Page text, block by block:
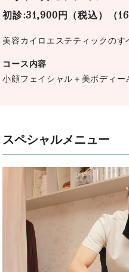
初診:31,900円（税込）（
美容カイロエステティックのす
コース内容
小顔フェイシャル＋美ボディー
スペシャルメニュー